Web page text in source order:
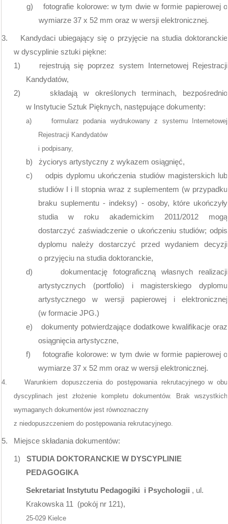
g)
fotografie kolorowe: w tym dwie w formie papierowej o
wymiarze 37 x 52 mm oraz w wersji elektronicznej.
3.
Kandydaci ubiegający się o przyjęcie na studia doktoranckie
w dyscyplinie sztuki piękne:
1)
rejestrują się poprzez system Internetowej Rejestracji
Kandydatów,
2)
składają w określonych terminach, bezpośrednio
w Instytucie Sztuk Pięknych, następujące dokumenty:
a)
formularz podania wydrukowany z systemu Internetowej
Rejestracji Kandydatów
i podpisany,
b)
życiorys artystyczny z wykazem osiągnięć,
c)
odpis dyplomu ukończenia studiów magisterskich lub
studiów I i II stopnia wraz z suplementem (w przypadku
braku suplementu - indeksy) - osoby, które ukończyły
studia w roku akademickim 2011/2012 mogą
dostarczyć zaświadczenie o ukończeniu studiów; odpis
dyplomu należy dostarczyć przed wydaniem decyzji
o przyjęciu na studia doktoranckie,
d)
dokumentację fotograficzną własnych realizacji
artystycznych (portfolio) i magisterskiego dyplomu
artystycznego w wersji papierowej i elektronicznej
(w formacie JPG.)
e)
dokumenty potwierdzające dodatkowe kwalifikacje oraz
osiągnięcia artystyczne,
f)
fotografie kolorowe: w tym dwie w formie papierowej o
wymiarze 37 x 52 mm oraz w wersji elektronicznej.
4.
Warunkiem dopuszczenia do postępowania rekrutacyjnego w obu
dyscyplinach jest złożenie kompletu dokumentów. Brak wszystkich
wymaganych dokumentów jest równoznaczny
z niedopuszczeniem do postępowania rekrutacyjnego.
5. Miejsce składania dokumentów:
1)
STUDIA DOKTORANCKIE W DYSCYPLINIE
PEDAGOGIKA
Sekretariat Instytutu Pedagogiki i Psychologii , ul.
Krakowska 11 (pokój nr 121),
25-029 Kielce